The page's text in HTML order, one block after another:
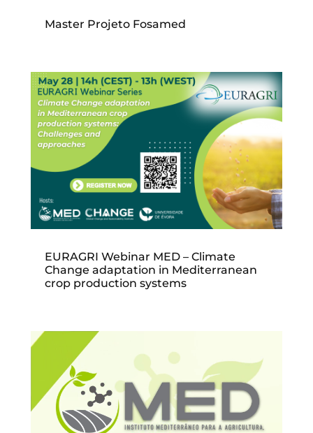
Master Projeto Fosamed
EURAGRI Webinar MED – Climate
Change adaptation in Mediterranean
crop production systems